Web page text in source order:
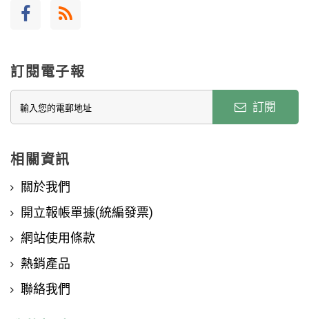
訂閱電子報
訂閱
相關資訊
關於我們
開立報帳單據(統編發票)
網站使用條款
熱銷產品
聯絡我們